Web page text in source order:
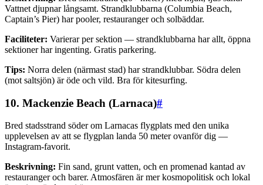
Vattnet djupnar långsamt. Strandklubbarna (Columbia Beach,
Captain’s Pier) har pooler, restauranger och solbäddar.
Faciliteter: Varierar per sektion — strandklubbarna har allt, öppna
sektioner har ingenting. Gratis parkering.
Tips: Norra delen (närmast stad) har strandklubbar. Södra delen
(mot saltsjön) är öde och vild. Bra för kitesurfing.
10. Mackenzie Beach (Larnaca)#
Bred stadsstrand söder om Larnacas flygplats med den unika
upplevelsen av att se flygplan landa 50 meter ovanför dig —
Instagram-favorit.
Beskrivning: Fin sand, grunt vatten, och en promenad kantad av
restauranger och barer. Atmosfären är mer kosmopolitisk och lokal